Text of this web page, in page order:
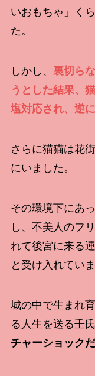
いおもちゃ」く
た。
しかし、 裏切ら
うとした結果、
塩対応され、逆
さらに猫猫は花
にいました。
その環境下にあ
し、不美人のフ
れて後宮に来る
と受け入れていま
城の中で生まれ
る人生を送る壬
チャーショック